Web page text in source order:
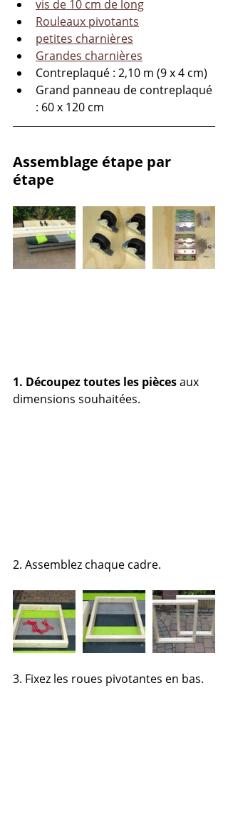
vis de 10 cm de long
Rouleaux pivotants
petites charnières
Grandes charnières
Contreplaqué : 2,10 m (9 x 4 cm)
Grand panneau de contreplaqué
: 60 x 120 cm
Assemblage étape par
étape
1. Découpez toutes les pièces aux
dimensions souhaitées.
2. Assemblez chaque cadre.
3. Fixez les roues pivotantes en bas.